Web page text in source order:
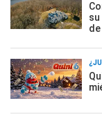
su